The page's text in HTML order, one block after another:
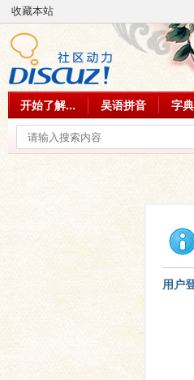
收藏本站
开始了解... 吴语拼音 字
用户